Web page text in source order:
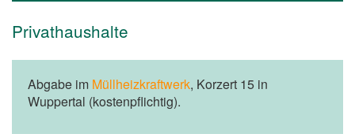
Privathaushalte
Abgabe im Müllheizkraftwerk, Korzert 15 in
Wuppertal (kostenpflichtig).